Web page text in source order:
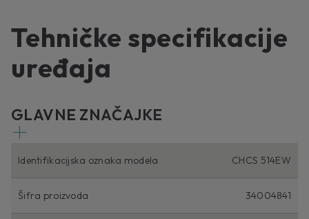
Tehničke specifikacije
uređaja
GLAVNE ZNAČAJKE
Identifikacijska oznaka modela CHCS 514EW
Šifra proizvoda 34004841